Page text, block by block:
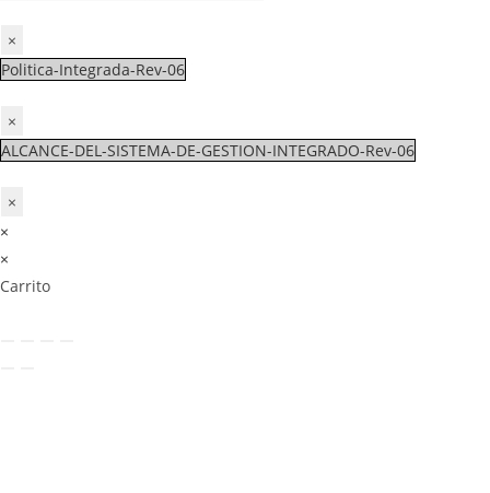
×
Politica-Integrada-Rev-06
×
ALCANCE-DEL-SISTEMA-DE-GESTION-INTEGRADO-Rev-06
×
×
×
Carrito